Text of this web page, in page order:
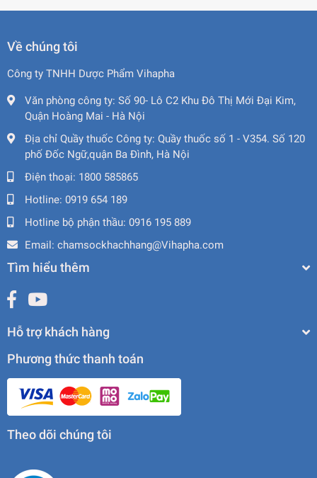
Về chúng tôi
Công ty TNHH Dược Phẩm Vihapha
Văn phòng công ty: Số 90- Lô C2 Khu Đô Thị Mới Đại Kim,
Quận Hoàng Mai - Hà Nội
Địa chỉ Quầy thuốc Công ty: Quầy thuốc số 1 - V354. Số 120
phố Đốc Ngữ,quận Ba Đình, Hà Nội
Điện thoại: 1800 585865
Hotline: 0919 654 189
Hotline bộ phận thầu: 0916 195 889
Email: chamsockhachhang@Vihapha.com
Tìm hiểu thêm
Hỗ trợ khách hàng
Phương thức thanh toán
Theo dõi chúng tôi